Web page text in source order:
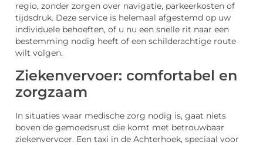
regio, zonder zorgen over navigatie, parkeerkosten of
tijdsdruk. Deze service is helemaal afgestemd op uw
individuele behoeften, of u nu een snelle rit naar een
bestemming nodig heeft of een schilderachtige route
wilt volgen.
Ziekenvervoer: comfortabel en
zorgzaam
In situaties waar medische zorg nodig is, gaat niets
boven de gemoedsrust die komt met betrouwbaar
ziekenvervoer. Een taxi in de Achterhoek, speciaal voor